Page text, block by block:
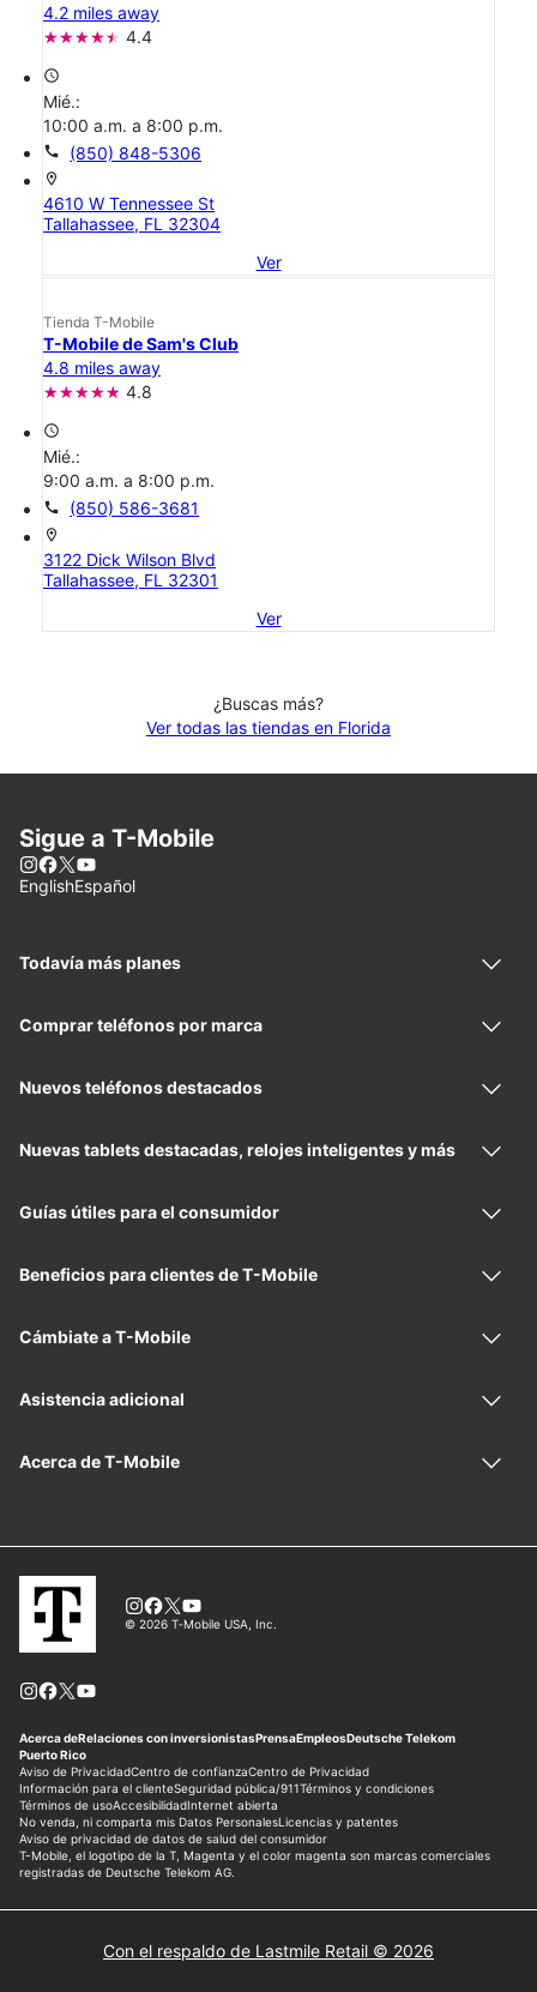
4.2 miles away
4.4
access_time
Mié.:
10:00 a.m. a 8:00 p.m.
call (850) 848-5306
location_on
4610 W Tennessee St
Tallahassee, FL 32304
Ver
Tienda T-Mobile
T-Mobile de Sam's Club
4.8 miles away
4.8
access_time
Mié.:
9:00 a.m. a 8:00 p.m.
call (850) 586-3681
location_on
3122 Dick Wilson Blvd
Tallahassee, FL 32301
Ver
¿Buscas más?
Ver todas las tiendas en Florida
Con el respaldo de Lastmile Retail © 2026